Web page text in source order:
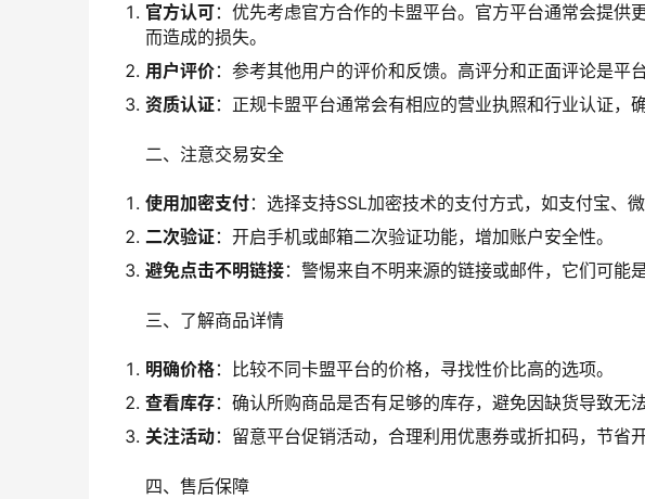
官方认可：优先考虑官方合作的卡盟平台。官方平台通常会提供
而造成的损失。
用户评价：参考其他用户的评价和反馈。高评分和正面评论是平
资质认证：正规卡盟平台通常会有相应的营业执照和行业认证，
二、注意交易安全
使用加密支付：选择支持SSL加密技术的支付方式，如支付宝、
二次验证：开启手机或邮箱二次验证功能，增加账户安全性。
避免点击不明链接：警惕来自不明来源的链接或邮件，它们可能
三、了解商品详情
明确价格：比较不同卡盟平台的价格，寻找性价比高的选项。
查看库存：确认所购商品是否有足够的库存，避免因缺货导致无
关注活动：留意平台促销活动，合理利用优惠券或折扣码，节省开
四、售后保障